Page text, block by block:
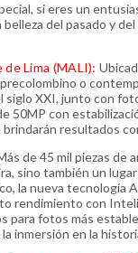
si eres un
del pasado y
Lima (MALI):
o
siglo XXI, junto con
50MP con
resultados
de 45 mil piezas de
sino también un
la nueva tecnología
rendimiento con
para fotos más
inmersión en la